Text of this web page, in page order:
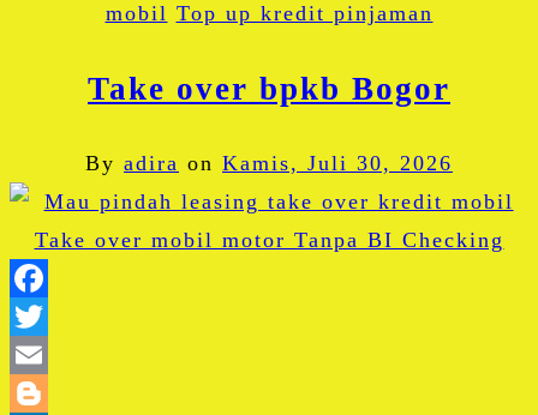
mobil Top up kredit pinjaman
Take over bpkb Bogor
By adira on Kamis, Juli 30, 2026